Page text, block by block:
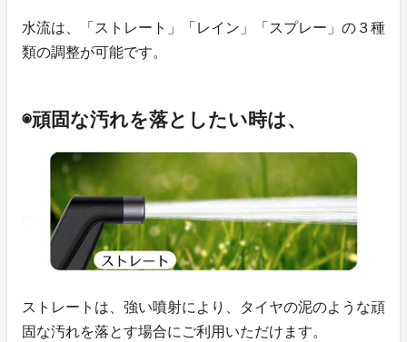
水流は、「ストレート」「レイン」「スプレー」の３種
類の調整が可能です。
◉頑固な汚れを落としたい時は、
ストレートは、強い噴射により、タイヤの泥のような頑
固な汚れを落とす場合にご利用いただけます。